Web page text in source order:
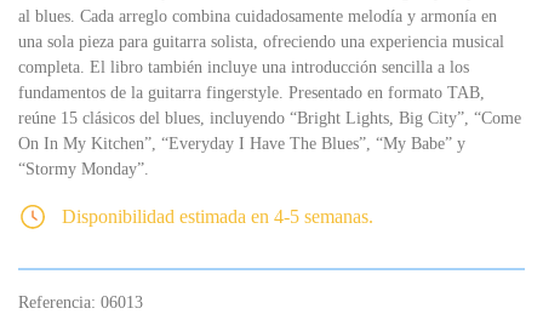
al blues. Cada arreglo combina cuidadosamente melodía y armonía en
una sola pieza para guitarra solista, ofreciendo una experiencia musical
completa. El libro también incluye una introducción sencilla a los
fundamentos de la guitarra fingerstyle. Presentado en formato TAB,
reúne 15 clásicos del blues, incluyendo “Bright Lights, Big City”, “Come
On In My Kitchen”, “Everyday I Have The Blues”, “My Babe” y
“Stormy Monday”.
Disponibilidad estimada en 4-5 semanas.
Referencia: 06013